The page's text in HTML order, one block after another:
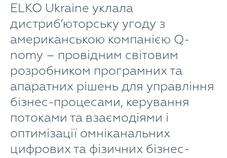
ELKO Ukraine уклала
дистриб’юторську угоду з
американською компанією Q-
nomy – провідним світовим
розробником програмних та
апаратних рішень для управління
бізнес-процесами, керування
потоками та взаємодіями і
оптимізації омніканальних
цифрових та фізичних бізнес-